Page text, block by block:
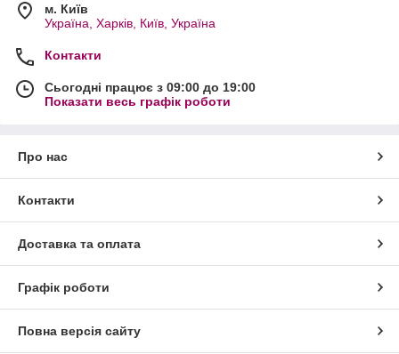
м. Київ
Україна, Харків, Київ, Україна
Контакти
Сьогодні працює з 09:00 до 19:00
Показати весь графік роботи
Про нас
Контакти
Доставка та оплата
Графік роботи
Повна версія сайту